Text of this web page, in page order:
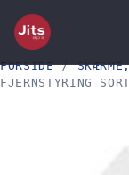
FORSIDE/
FJERNSTYRING SORT